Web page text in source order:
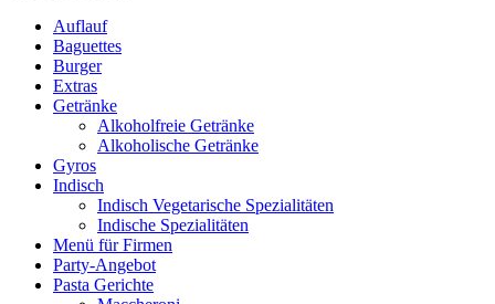
können
auf
gewählt
werden
Auflauf
Baguettes
Burger
Extras
Getränke
Alkoholfreie Getränke
Alkoholische Getränke
Gyros
Indisch
Indisch Vegetarische Spezialitäten
Indische Spezialitäten
Menü für Firmen
Party-Angebot
Pasta Gerichte